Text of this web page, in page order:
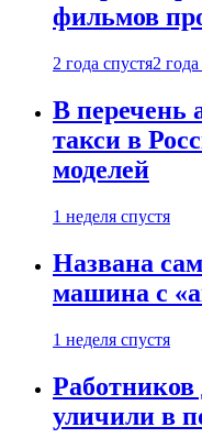
фильмов
2 года спустя2
В перечень
такси в
моделей
1 неделя спустя
Названа
машина с
1 неделя спустя
Работников
уличили в